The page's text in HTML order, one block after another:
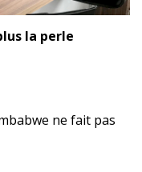
la perle
ne fait pas